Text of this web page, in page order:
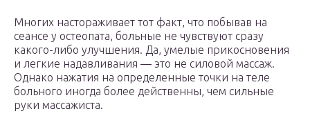
Многих настораживает тот факт, что побывав на
сеансе у остеопата, больные не чувствуют сразу
какого-либо улучшения. Да, умелые прикосновения
и легкие надавливания — это не силовой массаж.
Однако нажатия на определенные точки на теле
больного иногда более действенны, чем сильные
руки массажиста.